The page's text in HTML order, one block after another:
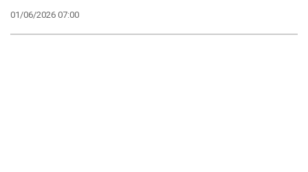
01/06/2026 07:00